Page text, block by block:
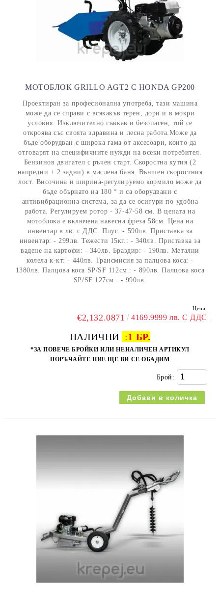
МОТОБЛОК GRILLO AGT2 С HONDA GP200
Проектиран за професионална употреба, тази машина
може да се справи с всякакъв терен, дори и в мокри
условия. Изключително гъвкав и безопасен, той се
откроява със своята здравина и лесна работа.Може да
бъде оборудван с широка гама от аксесоари, които да
отговарят на специфичните нужди на всеки потребител.
Бензинов двигател с ръчен старт. Скоростна кутия (2
напредни + 2 задни) в маслена баня. Външен скоростния
лост. Височина и ширина-регулируемо кормило може да
бъде обърнато на 180 ° и са оборудвани с
антивибрационна система, за да се осигури по-удобна
работа. Регулируем ротор - 37-47-58 см. В цената на
мотоблока е включена навесна фреза 58см. Цена на
инвентар в лв. с ДДС: Плуг: - 590лв. Приставка за
инвентар: - 299лв. Тежести 15кг.: - 340лв. Приставка за
вадене на картофи: - 340лв. Браздир: - 190лв. Метални
колела к-кт: - 440лв. Трансмисия за палцова коса: -
1380лв. Палцова коса SP/SF 112см.: - 890лв. Палцова коса
SP/SF 127см.: - 990лв.
Цена:
€2,132.0871 4169.9999 лв. С ДДС
НАЛИЧНИ :1 БР.
*ЗА ПОВЕЧЕ БРОЙКИ ИЛИ НЕНАЛИЧЕН АРТИКУЛ
ПОРЪЧАЙТЕ НИЕ ЩЕ ВИ СЕ ОБАДИМ
Брой: